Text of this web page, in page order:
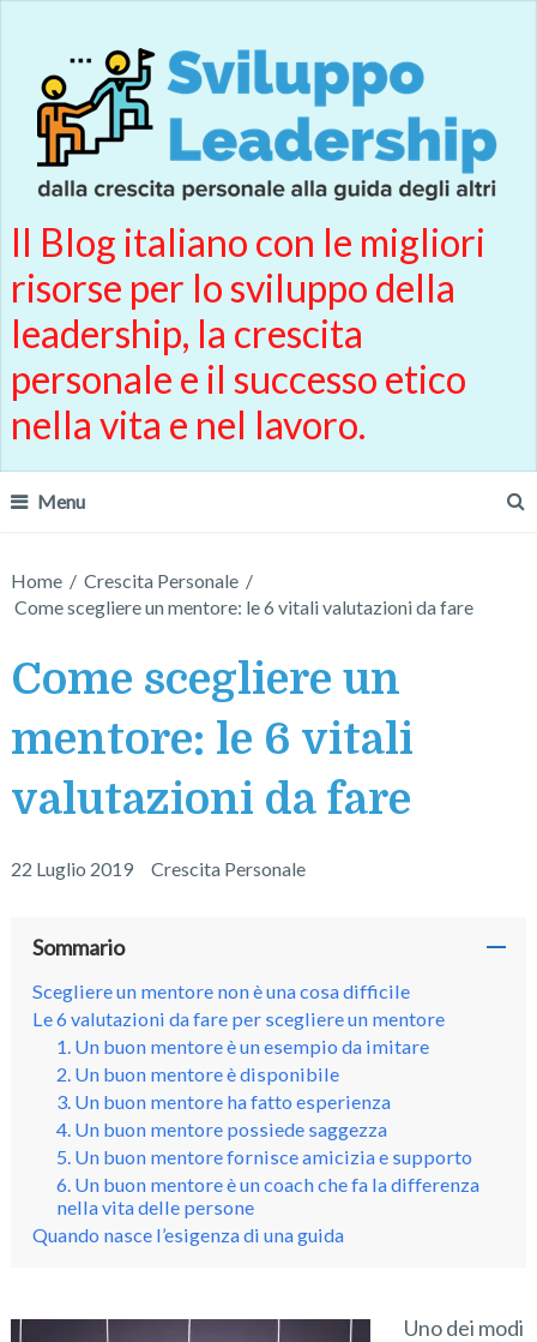
Il Blog italiano con le migliori
risorse per lo sviluppo della
leadership, la crescita
personale e il successo etico
nella vita e nel lavoro.
Menu
Home / Crescita Personale /
Come scegliere un mentore: le 6 vitali valutazioni da fare
Come scegliere un
mentore: le 6 vitali
valutazioni da fare
22 Luglio 2019 Crescita Personale
Sommario
Scegliere un mentore non è una cosa difficile
Le 6 valutazioni da fare per scegliere un mentore
1. Un buon mentore è un esempio da imitare
2. Un buon mentore è disponibile
3. Un buon mentore ha fatto esperienza
4. Un buon mentore possiede saggezza
5. Un buon mentore fornisce amicizia e supporto
6. Un buon mentore è un coach che fa la differenza
nella vita delle persone
Quando nasce l’esigenza di una guida
Uno dei modi